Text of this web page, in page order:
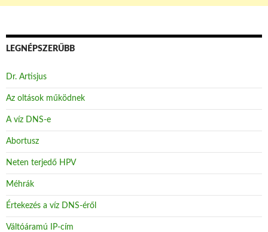
LEGNÉPSZERŰBB
Dr. Artisjus
Az oltások működnek
A víz DNS-e
Abortusz
Neten terjedő HPV
Méhrák
Értekezés a víz DNS-éről
Váltóáramú IP-cím